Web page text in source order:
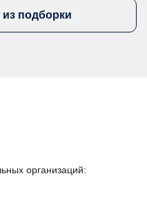
подборки
организаций: